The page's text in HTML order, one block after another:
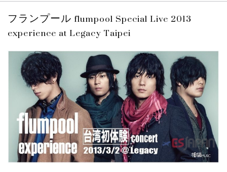
フランプール flumpool Special Live 2013
experience at Legacy Taipei